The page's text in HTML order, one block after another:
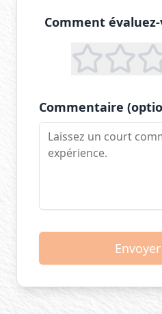
Comment
Commentaire